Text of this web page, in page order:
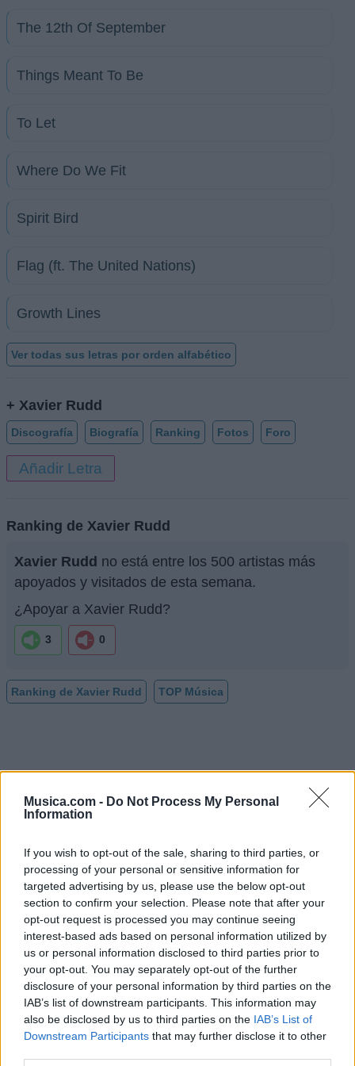
Musica.com - Do Not Process My Personal
Information
If you wish to opt-out of the sale, sharing to third parties, or
processing of your personal or sensitive information for
targeted advertising by us, please use the below opt-out
section to confirm your selection. Please note that after your
opt-out request is processed you may continue seeing
interest-based ads based on personal information utilized by
us or personal information disclosed to third parties prior to
your opt-out. You may separately opt-out of the further
disclosure of your personal information by third parties on the
IAB’s list of downstream participants. This information may
also be disclosed by us to third parties on the IAB’s List of
Downstream Participants that may further disclose it to other
The 12th Of September
Things Meant To Be
To Let
Where Do We Fit
Spirit Bird
Flag (ft. The United Nations)
Growth Lines
Ver todas sus letras por orden alfabético
+ Xavier Rudd
Discografía Biografía Ranking Fotos Foro
Añadir Letra
Ranking de Xavier Rudd
Xavier Rudd no está entre los 500 artistas más
apoyados y visitados de esta semana.
¿Apoyar a Xavier Rudd?
3 0
Ranking de Xavier Rudd TOP Música
Ver perfil
@musicapuntocom Ver perfil